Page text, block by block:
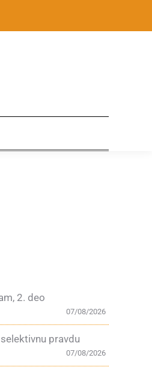
2. deo
07/08/2026
pravdu
07/08/2026